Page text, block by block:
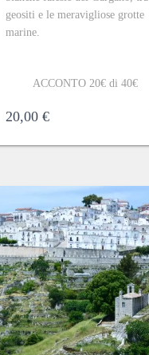
geositi e le meravigliose grotte
marine.
ACCONTO 20€ di 40€
20,00 €